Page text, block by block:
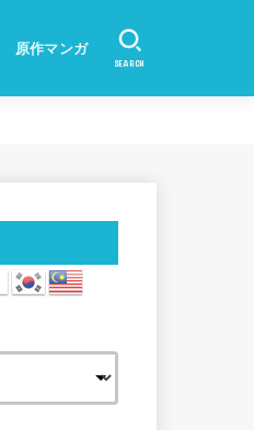
原作マンガ
SEARCH